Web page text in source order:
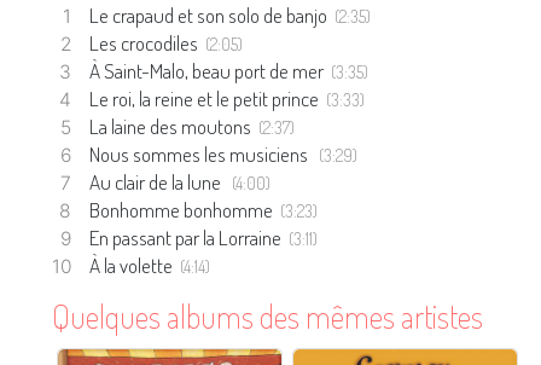
Le crapaud et son solo de banjo (2:35)
Les crocodiles (2:05)
À Saint-Malo, beau port de mer (3:35)
Le roi, la reine et le petit prince (3:33)
La laine des moutons (2:37)
Nous sommes les musiciens (3:29)
Au clair de la lune (4:00)
Bonhomme bonhomme (3:23)
En passant par la Lorraine (3:11)
À la volette (4:14)
Quelques albums des mêmes artistes